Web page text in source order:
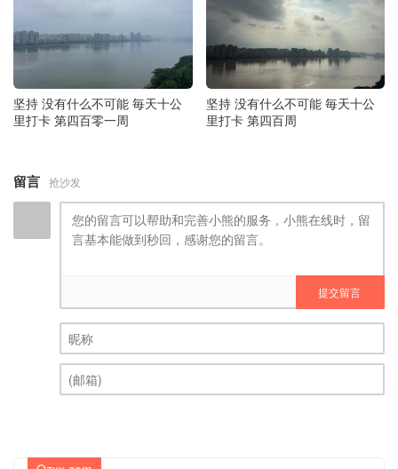
坚持 没有什么不可能 毎天十公
里打卡 第四百零一周
坚持 没有什么不可能 毎天十公
里打卡 第四百周
留言 抢沙发
提交留言
昵称 (必填)